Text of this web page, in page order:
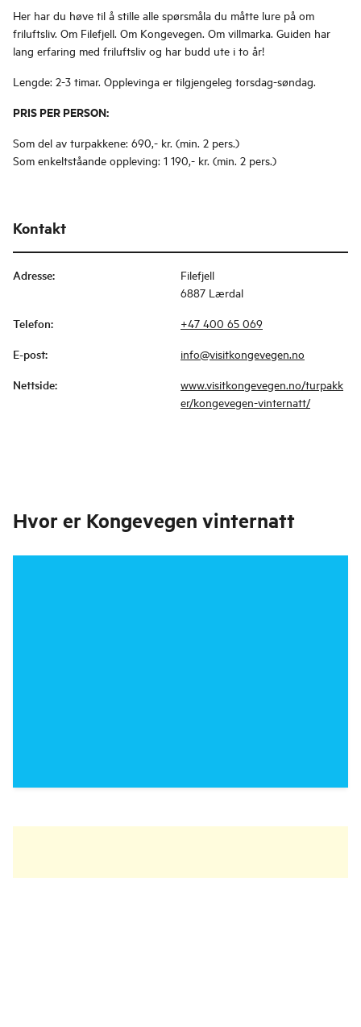
Her har du høve til å stille alle spørsmåla du måtte lure på om
friluftsliv. Om Filefjell. Om Kongevegen. Om villmarka. Guiden har
lang erfaring med friluftsliv og har budd ute i to år!
Lengde: 2-3 timar. Opplevinga er tilgjengeleg torsdag-søndag.
PRIS PER PERSON:
Som del av turpakkene: 690,- kr. (min. 2 pers.)
Som enkeltståande oppleving: 1 190,- kr. (min. 2 pers.)
Kontakt
Adresse:
Filefjell
6887 Lærdal
Telefon: +47 400 65 069
E-post: info@visitkongevegen.no
Nettside:
www.visitkongevegen.no/turpakk
er/kongevegen-vinternatt/
Hvor er Kongevegen vinternatt